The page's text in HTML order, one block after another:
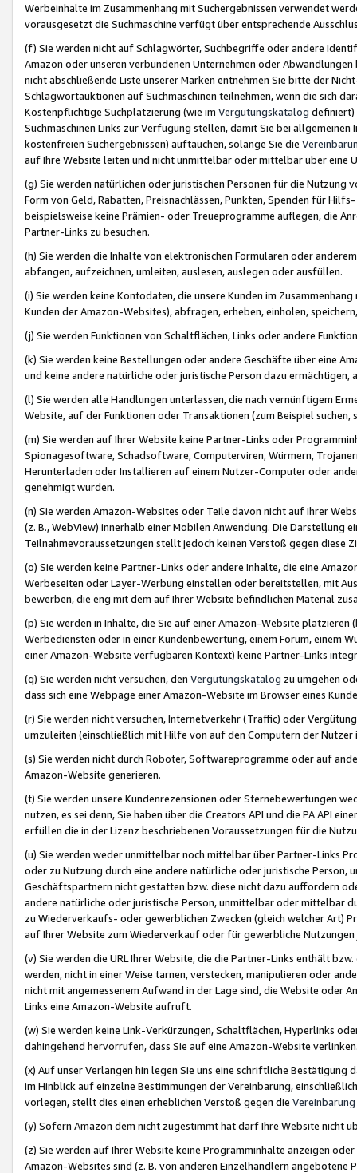
Werbeinhalte im Zusammenhang mit Suchergebnissen verwendet
vorausgesetzt die Suchmaschine verfügt über entsprechende
(f) Sie werden nicht auf Schlagwörter, Suchbegriffe oder andere
Amazon oder unseren verbundenen Unternehmen oder
nicht abschließende Liste unserer Marken entnehmen Sie bitte der
Schlagwortauktionen auf Suchmaschinen teilnehmen, wenn die sich
Kostenpflichtige Suchplatzierung (wie im Vergütungskatalog definiert)
Suchmaschinen Links zur Verfügung stellen, damit Sie bei
kostenfreien Suchergebnissen) auftauchen, solange Sie die
auf Ihre Website leiten und nicht unmittelbar oder mittelbar über eine
(g) Sie werden natürlichen oder juristischen Personen für die Nutzung
Form von Geld, Rabatten, Preisnachlässen, Punkten, Spenden für
beispielsweise keine Prämien- oder Treueprogramme auflegen, die
Partner-Links zu besuchen.
(h) Sie werden die Inhalte von elektronischen Formularen oder
abfangen, aufzeichnen, umleiten, auslesen, auslegen oder ausfüllen.
(i) Sie werden keine Kontodaten, die unsere Kunden im
Kunden der Amazon-Websites), abfragen, erheben, einholen,
(j) Sie werden Funktionen von Schaltflächen, Links oder andere
(k) Sie werden keine Bestellungen oder andere Geschäfte über eine
und keine andere natürliche oder juristische Person dazu
(l) Sie werden alle Handlungen unterlassen, die nach vernünftigem
Website, auf der Funktionen oder Transaktionen (zum Beispiel
(m) Sie werden auf Ihrer Website keine Partner-Links oder
Spionagesoftware, Schadsoftware, Computerviren, Würmern,
Herunterladen oder Installieren auf einem Nutzer-Computer oder
genehmigt wurden.
(n) Sie werden Amazon-Websites oder Teile davon nicht auf Ihrer
(z. B., WebView) innerhalb einer Mobilen Anwendung. Die Darstellung
Teilnahmevoraussetzungen stellt jedoch keinen Verstoß gegen diese
(o) Sie werden keine Partner-Links oder andere Inhalte, die eine
Werbeseiten oder Layer-Werbung einstellen oder bereitstellen, mit
bewerben, die eng mit dem auf Ihrer Website befindlichen Material
(p) Sie werden in Inhalte, die Sie auf einer Amazon-Website
Werbediensten oder in einer Kundenbewertung, einem Forum, einem
einer Amazon-Website verfügbaren Kontext) keine Partner-Links
(q) Sie werden nicht versuchen, den Vergütungskatalog zu umgehen
dass sich eine Webpage einer Amazon-Website im Browser eines
(r) Sie werden nicht versuchen, Internetverkehr (Traffic) oder
umzuleiten (einschließlich mit Hilfe von auf den Computern der
(s) Sie werden nicht durch Roboter, Softwareprogramme oder auf
Amazon-Website generieren.
(t) Sie werden unsere Kundenrezensionen oder Sternebewertungen
nutzen, es sei denn, Sie haben über die Creators API und die PA API
erfüllen die in der Lizenz beschriebenen Voraussetzungen für die
(u) Sie werden weder unmittelbar noch mittelbar über Partner-Links
oder zu Nutzung durch eine andere natürliche oder juristische
Geschäftspartnern nicht gestatten bzw. diese nicht dazu auffordern
andere natürliche oder juristische Person, unmittelbar oder mittelbar
zu Wiederverkaufs- oder gewerblichen Zwecken (gleich welcher Art)
auf Ihrer Website zum Wiederverkauf oder für gewerbliche
(v) Sie werden die URL Ihrer Website, die die Partner-Links enthält
werden, nicht in einer Weise tarnen, verstecken, manipulieren oder
nicht mit angemessenem Aufwand in der Lage sind, die Website oder
Links eine Amazon-Website aufruft.
(w) Sie werden keine Link-Verkürzungen, Schaltflächen, Hyperlinks
dahingehend hervorrufen, dass Sie auf eine Amazon-Website
(x) Auf unser Verlangen hin legen Sie uns eine schriftliche
im Hinblick auf einzelne Bestimmungen der Vereinbarung,
vorlegen, stellt dies einen erheblichen Verstoß gegen die Vereinbarung
(y) Sofern Amazon dem nicht zugestimmt hat darf Ihre Website nicht
(z) Sie werden auf Ihrer Website keine Programminhalte anzeigen
Amazon-Websites sind (z. B. von anderen Einzelhändlern